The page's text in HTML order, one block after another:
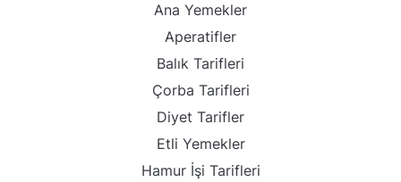
Ana Yemekler
Aperatifler
Balık Tarifleri
Çorba Tarifleri
Diyet Tarifler
Etli Yemekler
Hamur İşi Tarifleri